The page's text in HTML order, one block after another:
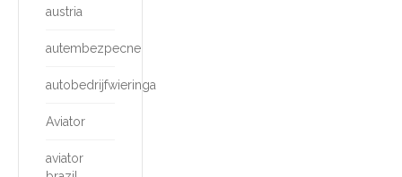
austria
autembezpecne
autobedrijfwieringa
Aviator
aviator